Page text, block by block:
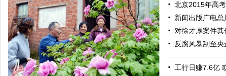
北京2015年高
新闻出版广电
对徐才厚案件
反腐风暴刮至
工行日赚7.6亿